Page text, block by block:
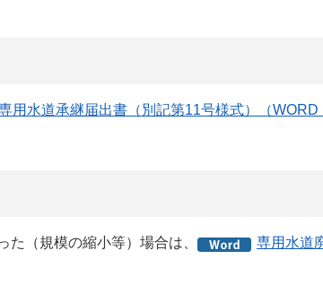
用水道承継届出書（別記第11号様式）（WORD
（規模の縮小等）場合は、
専用水道